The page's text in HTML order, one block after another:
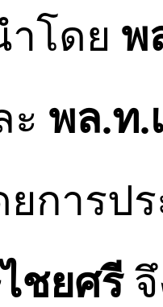
ำโดย พ
ะ พล.ท.
การป
ชยศรีจึ